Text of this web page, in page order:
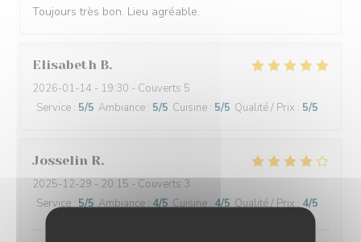
Toujours très bon. Lieu agréable.
Elisabeth B
2026-01-14 - 19:30 - Couverts 5
Service : 5/5 Ambiance : 5/5 Cuisine : 5/5 Qualité / Prix : 5/5
Josselin R
2025-12-29 - 20:15 - Couverts 3
Service:5/5 Ambiance:4/5 Cuisine:4/5 Qualité / Prix: 4/5